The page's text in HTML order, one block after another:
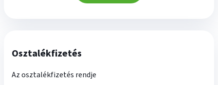
Osztalékfizetés
Az osztalékfizetés rendje